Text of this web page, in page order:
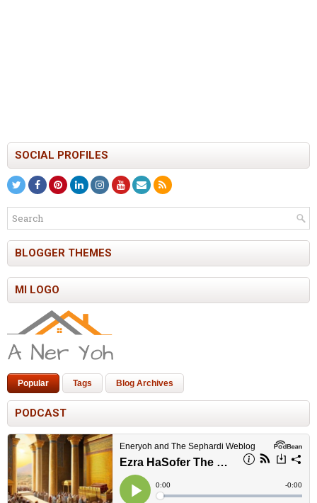
SOCIAL PROFILES
BLOGGER THEMES
MI LOGO
Popular Tags Blog Archives
PODCAST